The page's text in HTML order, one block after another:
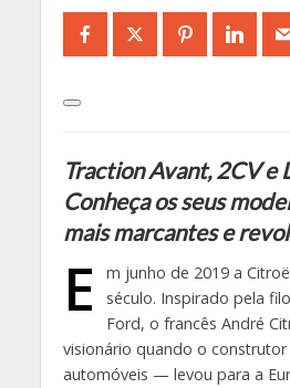
Traction Avant, 2CV e
Conheça os seus
mais marcantes e
E
m junho de 2019 a
século. Inspirado pela
Ford, o francês André
visionário quando o
automóveis — levou para a